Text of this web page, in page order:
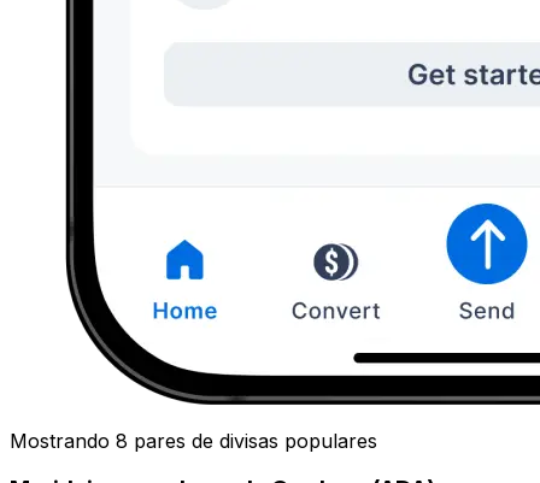
Mostrando 8 pares de divisas populares